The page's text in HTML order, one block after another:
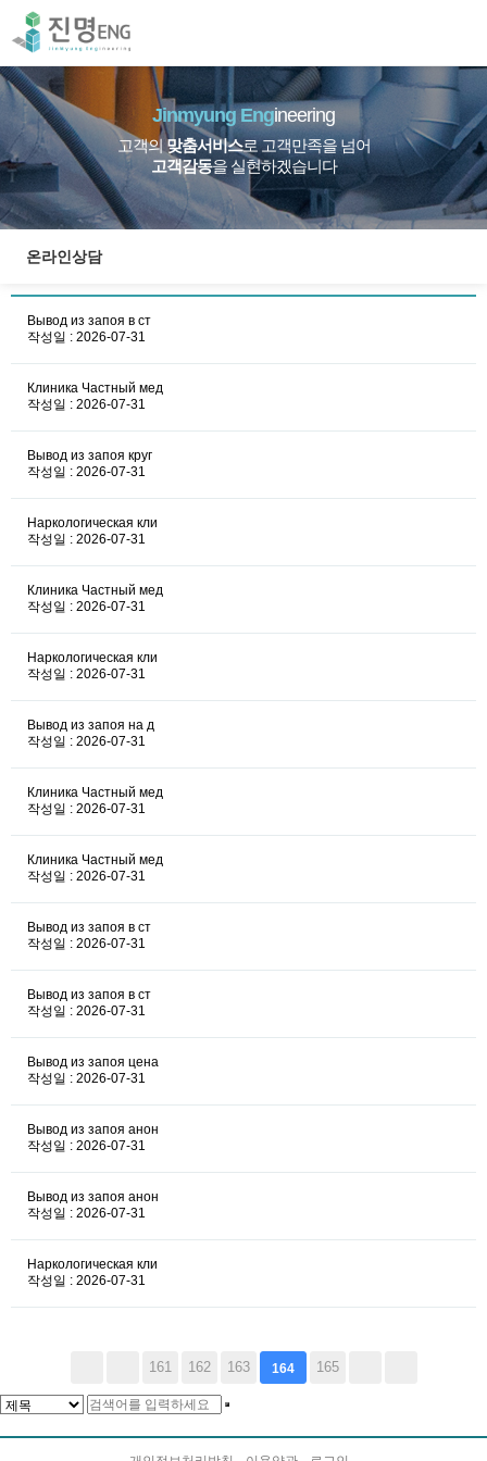
Jinmyung Engineering
고객의 맞춤서비스로 고객만족을 넘어
고객감동을 실현하겠습니다
온라인상담
Вывод из запоя в ст
작성일 : 2026-07-31
Клиника Частный мед
작성일 : 2026-07-31
Вывод из запоя круг
작성일 : 2026-07-31
Наркологическая кли
작성일 : 2026-07-31
Клиника Частный мед
작성일 : 2026-07-31
Наркологическая кли
작성일 : 2026-07-31
Вывод из запоя на д
작성일 : 2026-07-31
Клиника Частный мед
작성일 : 2026-07-31
Клиника Частный мед
작성일 : 2026-07-31
Вывод из запоя в ст
작성일 : 2026-07-31
Вывод из запоя в ст
작성일 : 2026-07-31
Вывод из запоя цена
작성일 : 2026-07-31
Вывод из запоя анон
작성일 : 2026-07-31
Вывод из запоя анон
작성일 : 2026-07-31
Наркологическая кли
작성일 : 2026-07-31
161 162 163 164 165